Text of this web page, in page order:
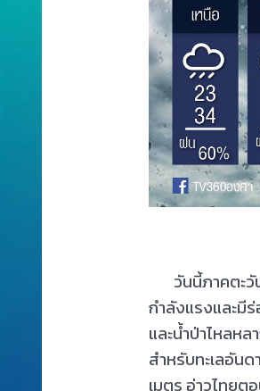
วันนี้ภาคตะวั
กำลังแรงและมี
และน้ำป่าไหลห
สำหรับทะเลอัน
เมตร อ่าวไทยต